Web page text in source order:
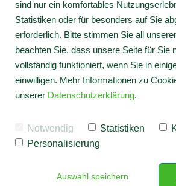
sind nur ein komfortables
Statistiken oder für besonders auf Sie
erforderlich. Bitte stimmen Sie all
beachten Sie, dass unsere Seite für Sie
vollständig funktioniert, wenn Sie in
einwilligen. Mehr Informationen zu
unserer Datenschutzerklärung.
Notwendig Statistiken
Personalisierung
Auswahl speichern